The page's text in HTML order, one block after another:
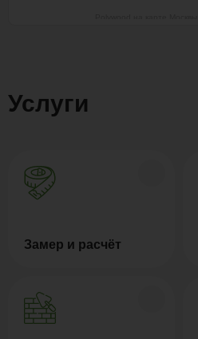
Услуги
Замер и расчёт